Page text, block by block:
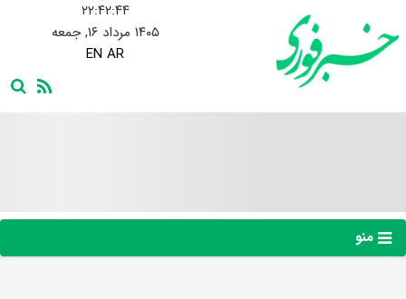
۲۲:۴۲:۴۵
۱۴۰۵ مرداد ۱۶, جمعه
EN AR
منو